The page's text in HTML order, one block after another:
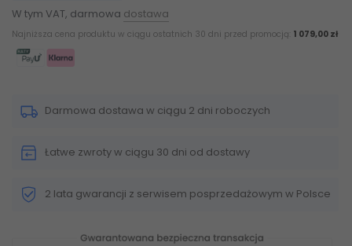
W tym VAT, darmowa dostawa
Najniższa cena produktu w ciągu ostatnich 30 dni przed promocją: 1 079,00 zł
Darmowa dostawa w ciągu 2 dni roboczych
Łatwe zwroty w ciągu 30 dni od dostawy
2 lata gwarancji z serwisem posprzedażowym w Polsce